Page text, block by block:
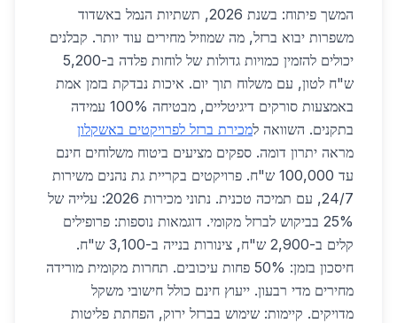
המשך פיתוח: בשנת 2026, תשתיות הנמל באשדוד
משפרות יבוא ברזל, מה שמוזיל מחירים עוד יותר. קבלנים
יכולים להזמין כמויות גדולות של לוחות פלדה ב-5,200
ש"ח לטון, עם משלוח תוך יום. איכות נבדקת בזמן אמת
באמצעות סורקים דיגיטליים, מבטיחה 100% עמידה
בתקנים. השוואה למכירת ברזל לפרויקטים באשקלון
מראה יתרון דומה. ספקים מציעים ביטוח משלוחים חינם
עד 100,000 ש"ח. פרויקטים בקריית גת נהנים משירות
24/7, עם תמיכה טכנית. נתוני מכירות 2026: עלייה של
25% בביקוש לברזל מקומי. דוגמאות נוספות: פרופילים
קלים ב-2,900 ש"ח, צינורות בנייה ב-3,100 ש"ח.
חיסכון בזמן: 50% פחות עיכובים. תחרות מקומית מורידה
מחירים מדי רבעון. ייעוץ חינם כולל חישובי משקל
מדויקים. קיימות: שימוש בברזל ירוק, הפחתת פליטות